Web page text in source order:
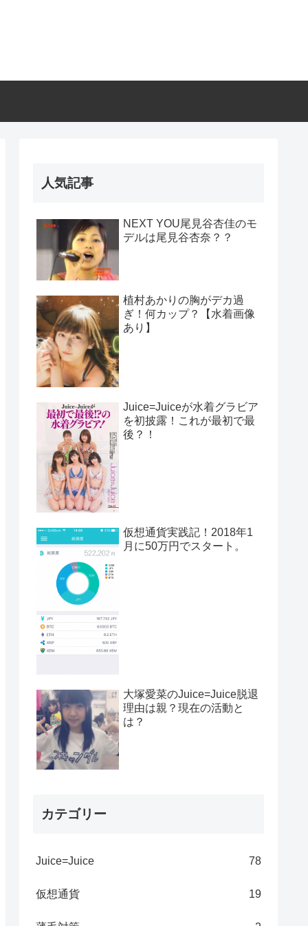
人気記事
NEXT YOU尾見谷杏佳のモ
デルは尾見谷杏奈？？
植村あかりの胸がデカ過
ぎ！何カップ？【水着画像
あり】
Juice=Juiceが水着グラビア
を初披露！これが最初で最
後？！
仮想通貨実践記！2018年1
月に50万円でスタート。
大塚愛菜のJuice=Juice脱退
理由は親？現在の活動と
は？
カテゴリー
Juice=Juice 78
仮想通貨 19